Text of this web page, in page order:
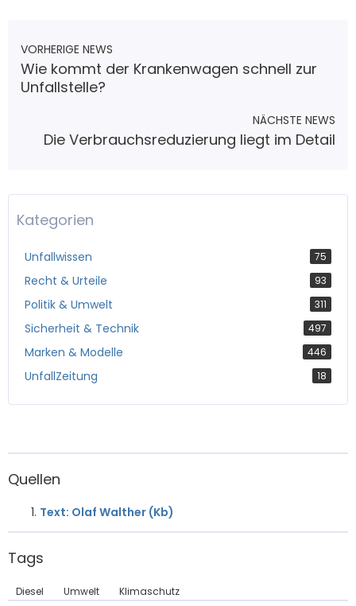
VORHERIGE NEWS
Wie kommt der Krankenwagen schnell zur
Unfallstelle?
NÄCHSTE NEWS
Die Verbrauchsreduzierung liegt im Detail
Kategorien
Unfallwissen 75
Recht & Urteile 93
Politik & Umwelt 311
Sicherheit & Technik 497
Marken & Modelle 446
UnfallZeitung 18
Quellen
Text: Olaf Walther (Kb)
Tags
Diesel Umwelt Klimaschutz